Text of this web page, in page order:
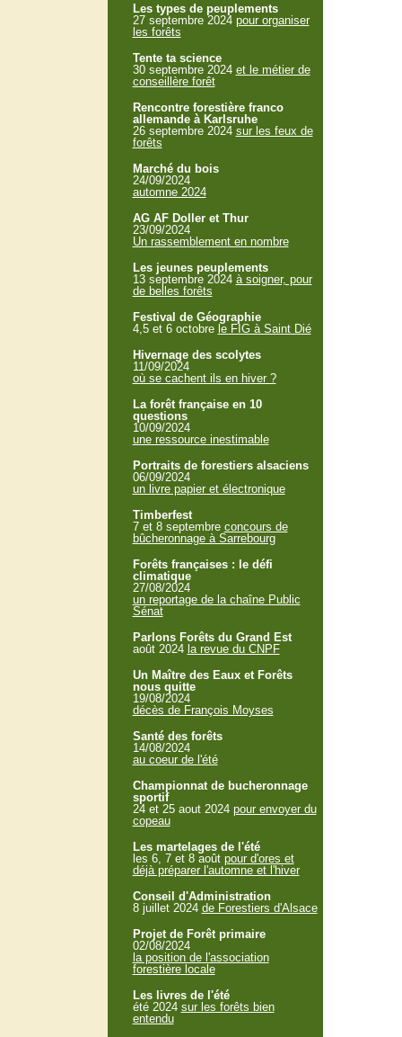
Les types de peuplements
27 septembre 2024 pour organiser
les forêts
Tente ta science
30 septembre 2024 et le métier de
conseillère forêt
Rencontre forestière franco
allemande à Karlsruhe
26 septembre 2024 sur les feux de
forêts
Marché du bois
24/09/2024
automne 2024
AG AF Doller et Thur
23/09/2024
Un rassemblement en nombre
Les jeunes peuplements
13 septembre 2024 à soigner, pour
de belles forêts
Festival de Géographie
4,5 et 6 octobre le FIG à Saint Dié
Hivernage des scolytes
11/09/2024
où se cachent ils en hiver ?
La forêt française en 10
questions
10/09/2024
une ressource inestimable
Portraits de forestiers alsaciens
06/09/2024
un livre papier et électronique
Timberfest
7 et 8 septembre concours de
bûcheronnage à Sarrebourg
Forêts françaises : le défi
climatique
27/08/2024
un reportage de la chaîne Public
Sénat
Parlons Forêts du Grand Est
août 2024 la revue du CNPF
Un Maître des Eaux et Forêts
nous quitte
19/08/2024
décès de François Moyses
Santé des forêts
14/08/2024
au coeur de l'été
Championnat de bucheronnage
sportif
24 et 25 aout 2024 pour envoyer du
copeau
Les martelages de l'été
les 6, 7 et 8 août pour d'ores et
déjà préparer l'automne et l'hiver
Conseil d'Administration
8 juillet 2024 de Forestiers d'Alsace
Projet de Forêt primaire
02/08/2024
la position de l'association
forestière locale
Les livres de l'été
été 2024 sur les forêts bien
entendu